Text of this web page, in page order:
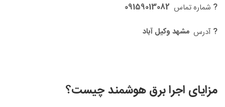
? شماره تماس
? آدرس مشهد وکیل آباد
مزایای اجرا برق هوشمند چیست؟